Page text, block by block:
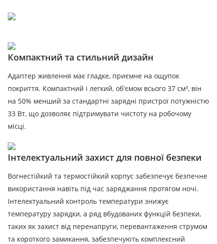
Компактний та стильний дизайн
Адаптер живлення має гладке, приємне на ощупок
покриття. Компактний і легкий, об'ємом всього 37 см³, він
на 50% менший за стандартні зарядні пристрої потужністю
33 Вт, що дозволяє підтримувати чистоту на робочому
місці.
Інтелектуальний захист для повної безпеки
Вогнестійкий та термостійкий корпус забезпечує безпечне
використання навіть під час заряджання протягом ночі.
Інтелектуальний контроль температури знижує
температуру зарядки, а ряд вбудованих функцій безпеки,
таких як захист від перенапруги, перевантаження струмом
та короткого замикання, забезпечують комплексний